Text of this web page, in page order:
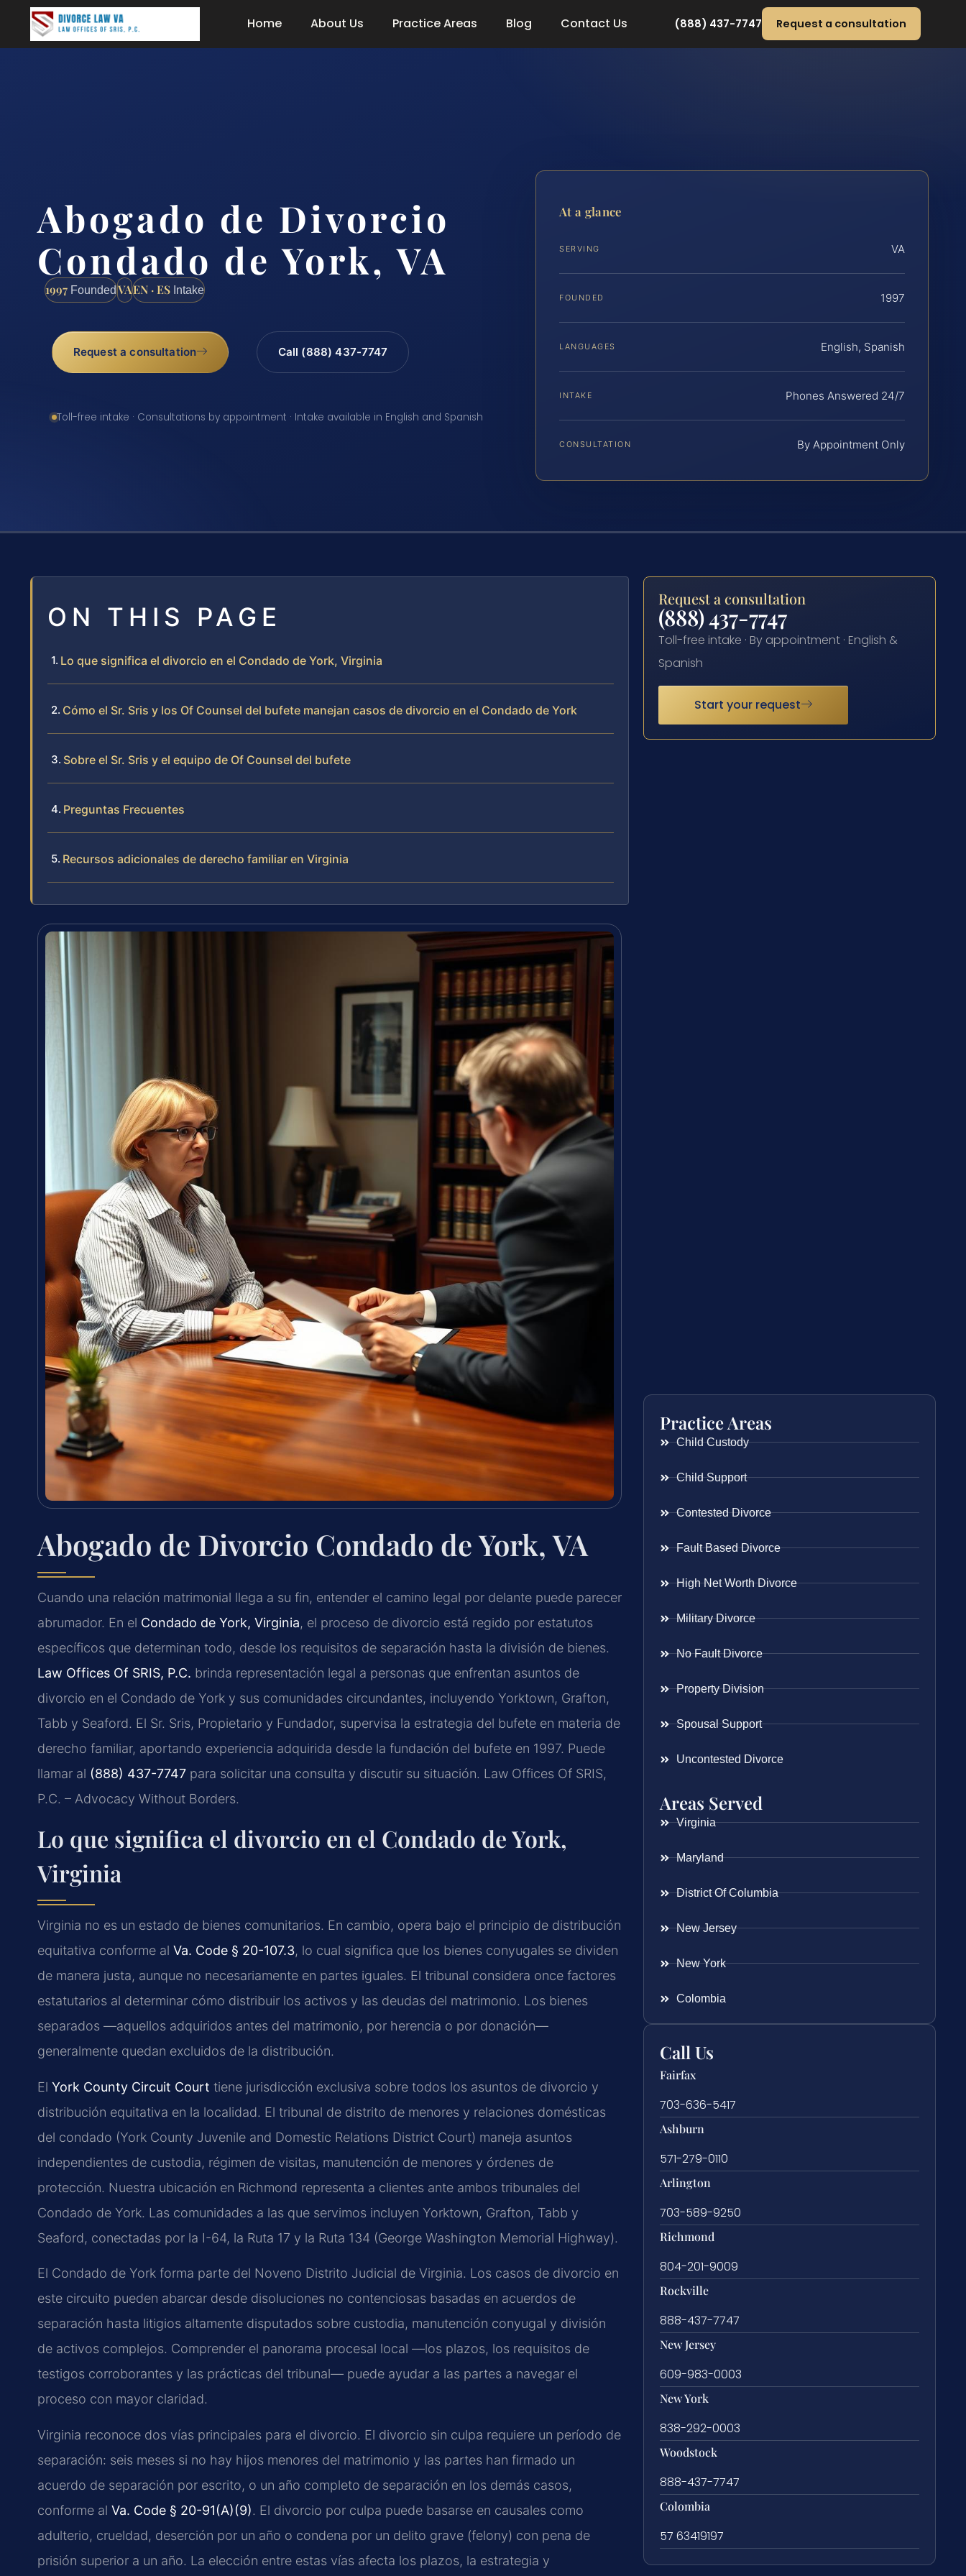
Home About Us Practice Areas Blog Contact Us (888) 437-7747 Request a consultation
Abogado de Divorcio
Condado de York, VA
1997 FoundedVAEN · ES Intake
Request a consultation Call (888) 437-7747
Toll-free intake · Consultations by appointment · Intake available in English and Spanish
At a glance
SERVING VA
FOUNDED 1997
LANGUAGES English, Spanish
INTAKE Phones Answered 24/7
CONSULTATION By Appointment Only
ON THIS PAGE
Lo que significa el divorcio en el Condado de York, Virginia
Cómo el Sr. Sris y los Of Counsel del bufete manejan casos de divorcio en el Condado de York
Sobre el Sr. Sris y el equipo de Of Counsel del bufete
Preguntas Frecuentes
Recursos adicionales de derecho familiar en Virginia
Abogado de Divorcio Condado de York, VA
Cuando una relación matrimonial llega a su fin, entender el camino legal por delante puede parecer
abrumador. En el Condado de York, Virginia, el proceso de divorcio está regido por estatutos
específicos que determinan todo, desde los requisitos de separación hasta la división de bienes.
Law Offices Of SRIS, P.C. brinda representación legal a personas que enfrentan asuntos de
divorcio en el Condado de York y sus comunidades circundantes, incluyendo Yorktown, Grafton,
Tabb y Seaford. El Sr. Sris, Propietario y Fundador, supervisa la estrategia del bufete en materia de
derecho familiar, aportando experiencia adquirida desde la fundación del bufete en 1997. Puede
llamar al (888) 437-7747 para solicitar una consulta y discutir su situación. Law Offices Of SRIS,
P.C. – Advocacy Without Borders.
Lo que significa el divorcio en el Condado de York,
Virginia
Virginia no es un estado de bienes comunitarios. En cambio, opera bajo el principio de distribución
equitativa conforme al Va. Code § 20-107.3, lo cual significa que los bienes conyugales se dividen
de manera justa, aunque no necesariamente en partes iguales. El tribunal considera once factores
estatutarios al determinar cómo distribuir los activos y las deudas del matrimonio. Los bienes
separados —aquellos adquiridos antes del matrimonio, por herencia o por donación—
generalmente quedan excluidos de la distribución.
El York County Circuit Court tiene jurisdicción exclusiva sobre todos los asuntos de divorcio y
distribución equitativa en la localidad. El tribunal de distrito de menores y relaciones domésticas
del condado (York County Juvenile and Domestic Relations District Court) maneja asuntos
independientes de custodia, régimen de visitas, manutención de menores y órdenes de
protección. Nuestra ubicación en Richmond representa a clientes ante ambos tribunales del
Condado de York. Las comunidades a las que servimos incluyen Yorktown, Grafton, Tabb y
Seaford, conectadas por la I-64, la Ruta 17 y la Ruta 134 (George Washington Memorial Highway).
El Condado de York forma parte del Noveno Distrito Judicial de Virginia. Los casos de divorcio en
este circuito pueden abarcar desde disoluciones no contenciosas basadas en acuerdos de
separación hasta litigios altamente disputados sobre custodia, manutención conyugal y división
de activos complejos. Comprender el panorama procesal local —los plazos, los requisitos de
testigos corroborantes y las prácticas del tribunal— puede ayudar a las partes a navegar el
proceso con mayor claridad.
Virginia reconoce dos vías principales para el divorcio. El divorcio sin culpa requiere un período de
separación: seis meses si no hay hijos menores del matrimonio y las partes han firmado un
acuerdo de separación por escrito, o un año completo de separación en los demás casos,
conforme al Va. Code § 20-91(A)(9). El divorcio por culpa puede basarse en causales como
adulterio, crueldad, deserción por un año o condena por un delito grave (felony) con pena de
prisión superior a un año. La elección entre estas vías afecta los plazos, la estrategia y
Request a consultation
(888) 437-7747
Toll-free intake · By appointment · English &
Spanish
Start your request
Practice Areas
Child Custody
Child Support
Contested Divorce
Fault Based Divorce
High Net Worth Divorce
Military Divorce
No Fault Divorce
Property Division
Spousal Support
Uncontested Divorce
Areas Served
Virginia
Maryland
District Of Columbia
New Jersey
New York
Colombia
Call Us
Fairfax
703-636-5417
Ashburn
571-279-0110
Arlington
703-589-9250
Richmond
804-201-9009
Rockville
888-437-7747
New Jersey
609-983-0003
New York
838-292-0003
Woodstock
888-437-7747
Colombia
57 63419197